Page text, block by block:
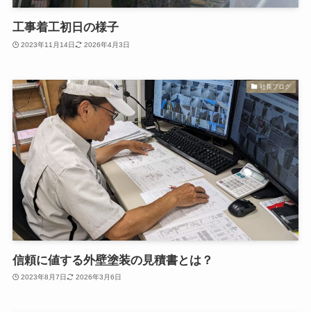
工事着工初日の様子
2023年11月14日 2026年4月3日
社長ブログ
信頼に値する外壁塗装の見積書とは？
2023年8月7日 2026年3月6日